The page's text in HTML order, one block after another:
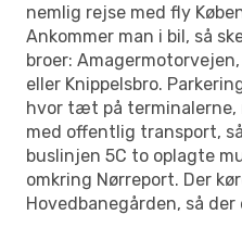
nemlig rejse med fly
Ankommer man i bil, så
broer:
eller Knippelsbro.
hvor tæt på terminalerne,
med offentlig transport,
buslinjen 5C to oplagte
omkring Nørreport. Der
Hovedbanegården, så